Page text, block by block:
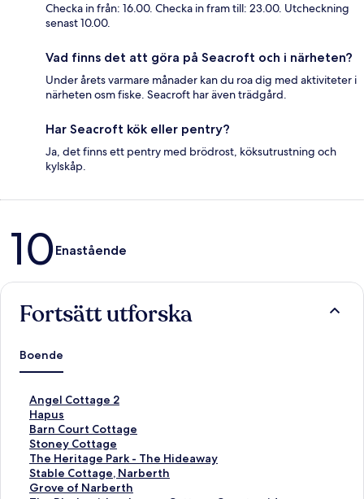
Checka in från: 16.00. Checka in fram till: 23.00. Utcheckning
senast 10.00.
Vad finns det att göra på Seacroft och i närheten?
Under årets varmare månader kan du roa dig med aktiviteter i
närheten osm fiske. Seacroft har även trädgård.
Har Seacroft kök eller pentry?
Ja, det finns ett pentry med brödrost, köksutrustning och
kylskåp.
Recensioner
10Enastående
Fortsätt utforska
Boende
Angel Cottage 2
L
ä
n
k
t
i
l
Hapus
L
ä
n
k
t
i
Barn Court Cottage
L
ä
n
k
t
Stoney Cottage
L
ä
n
k
The Heritage Park - The Hideaway
L
ä
n
Stable Cottage, Narberth
L
ä
Grove of Narberth
L